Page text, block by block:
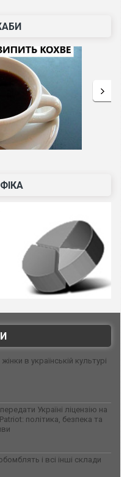
в українській культурі
Україні ліцензію на
політика, безпека та
і всі інші склади